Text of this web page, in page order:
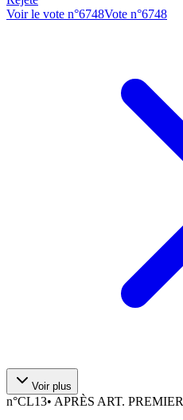
Voir le vote n°6748Vote n°6748
Voir plus
n°CL13• APRÈS ART. PREMIER